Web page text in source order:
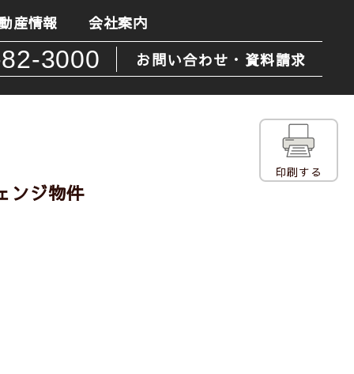
産情報 会社案内
3000 お問い合わせ・資料請求
印刷する
ンジ物件